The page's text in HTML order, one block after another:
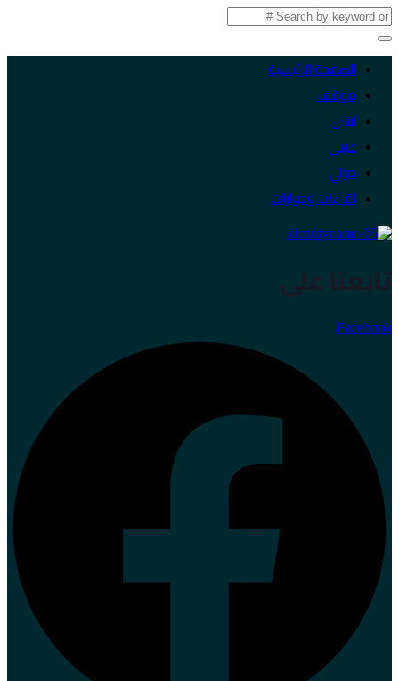
الصفحة الرئيسية
موقف
لبنان
عربي
دولي
لقاءات وحوارات
تابعنا على
Facebook